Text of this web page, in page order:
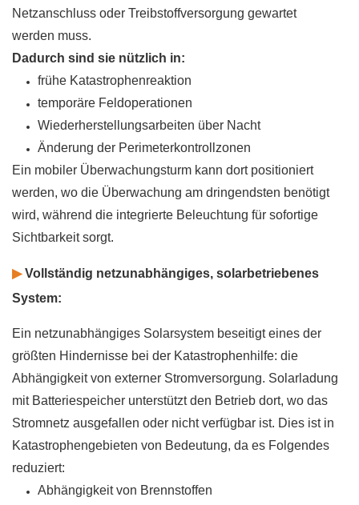
Netzanschluss oder Treibstoffversorgung gewartet
werden muss.
Dadurch sind sie nützlich in:
frühe Katastrophenreaktion
temporäre Feldoperationen
Wiederherstellungsarbeiten über Nacht
Änderung der Perimeterkontrollzonen
Ein mobiler Überwachungsturm kann dort positioniert
werden, wo die Überwachung am dringendsten benötigt
wird, während die integrierte Beleuchtung für sofortige
Sichtbarkeit sorgt.
▶Vollständig netzunabhängiges, solarbetriebenes
System:
Ein netzunabhängiges Solarsystem beseitigt eines der
größten Hindernisse bei der Katastrophenhilfe: die
Abhängigkeit von externer Stromversorgung. Solarladung
mit Batteriespeicher unterstützt den Betrieb dort, wo das
Stromnetz ausgefallen oder nicht verfügbar ist. Dies ist in
Katastrophengebieten von Bedeutung, da es Folgendes
reduziert:
Abhängigkeit von Brennstoffen